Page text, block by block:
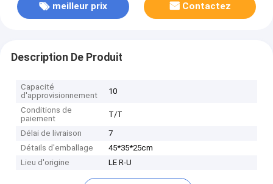
meilleur prix Contactez
Description De Produit
Capacité
d'approvisionnement
10
Conditions de
paiement
T/T
Délai de livraison
7
Détails d'emballage
45*35*25cm
Lieu d'origine
LE R-U